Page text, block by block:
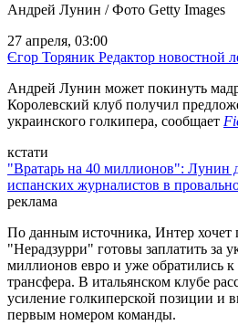
Андрей Лунин / Фото Getty Images
27 апреля, 03:00
Єгор Торяник Редактор новостной
Андрей Лунин может покинуть
Королевский клуб получил
украинского голкипера, сообщает
кстати
"Вратарь на 40 миллионов": Лунин
испанских журналистов в
реклама
По данным источника, Интер хочет
"Нерадзурри" готовы заплатить за
миллионов евро и уже обратились
трансфера. В итальянском клубе
усиление голкиперской позиции и
первым номером команды.